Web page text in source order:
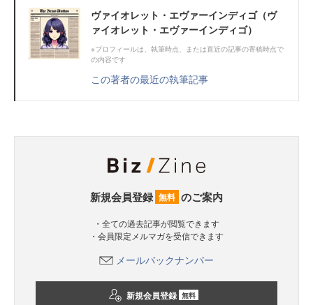
ヴァイオレット・エヴァーインディゴ（ヴ
ァイオレット・エヴァーインディゴ）
※プロフィールは、執筆時点、または直近の記事の寄稿時点で
の内容です
この著者の最近の執筆記事
新規会員登録 無料 のご案内
・全ての過去記事が閲覧できます
・会員限定メルマガを受信できます
メールバックナンバー
新規会員登録 無料